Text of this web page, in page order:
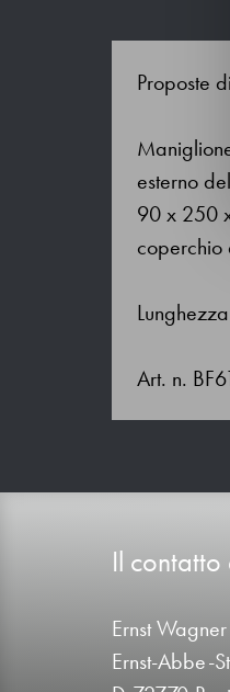
Proposte
esterno
90 x 250
coperchio
Art. n.
Il contatto
Ernst
Ernst-Abbe-